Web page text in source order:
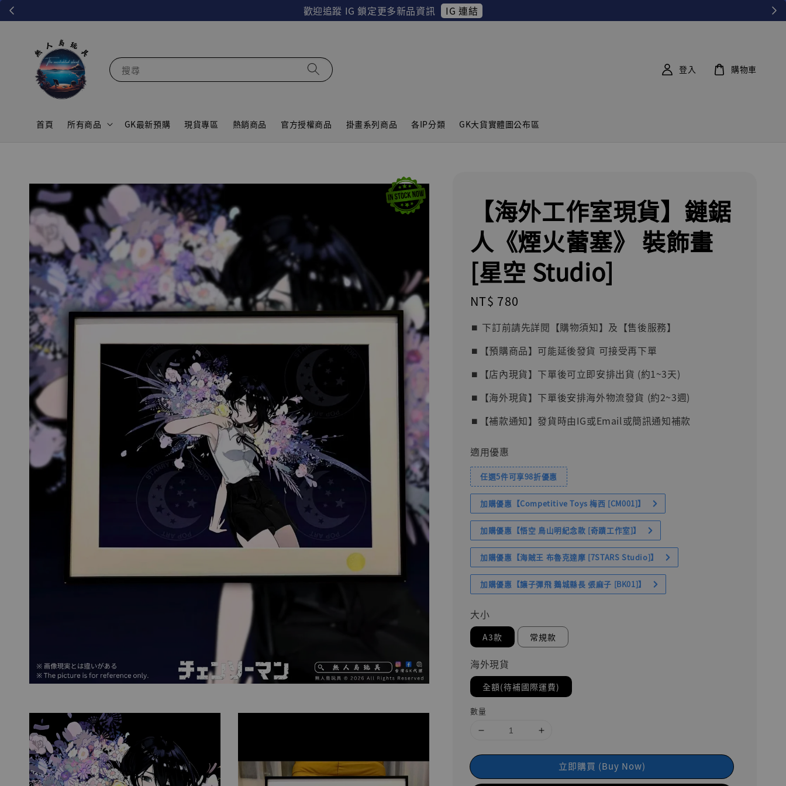
歡迎追蹤 IG 鎖定更多新品資訊 IG 連結
搜尋
首頁 所有商品 GK最新預購 現貨專區 熱銷商品 官方授權商品 掛畫系列商品 各IP分類 GK大貨實體圖公布區
登入 購物車
【海外工作室現貨】鏈鋸
人《煙火蕾塞》 裝飾畫
[星空 Studio]
Regular
price
NT$ 780
⏹︎ 下訂前請先詳閱【購物須知】及【售後服務】
⏹︎【預購商品】可能延後發貨 可接受再下單
⏹︎【店內現貨】下單後可立即安排出貨 (約1~3天)
⏹︎【海外現貨】下單後安排海外物流發貨 (約2~3週)
⏹︎【補款通知】發貨時由IG或Email或簡訊通知補款
適用優惠
任選5件可享98折優惠
加購優惠【Competitive Toys 梅西 [CM001]】
加購優惠【悟空 鳥山明紀念款 [奇蹟工作室]】
加購優惠【海賊王 布魯克達摩 [7STARS Studio]】
加購優惠【讓子彈飛 鵝城縣長 張麻子 [BK01]】
大小
A3款 常規款
海外現貨
全額(待補國際運費)
數量
立即購買 (Buy Now)